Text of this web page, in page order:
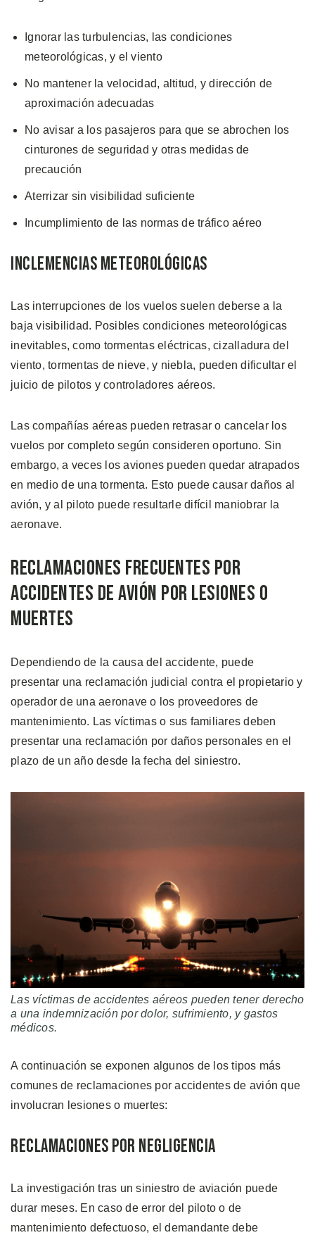
Ignorar las turbulencias, las condiciones
meteorológicas, y el viento
No mantener la velocidad, altitud, y dirección de
aproximación adecuadas
No avisar a los pasajeros para que se abrochen los
cinturones de seguridad y otras medidas de
precaución
Aterrizar sin visibilidad suficiente
Incumplimiento de las normas de tráfico aéreo
Inclemencias Meteorológicas
Las interrupciones de los vuelos suelen deberse a la
baja visibilidad. Posibles condiciones meteorológicas
inevitables, como tormentas eléctricas, cizalladura del
viento, tormentas de nieve, y niebla, pueden dificultar el
juicio de pilotos y controladores aéreos.
Las compañías aéreas pueden retrasar o cancelar los
vuelos por completo según consideren oportuno. Sin
embargo, a veces los aviones pueden quedar atrapados
en medio de una tormenta. Esto puede causar daños al
avión, y al piloto puede resultarle difícil maniobrar la
aeronave.
Reclamaciones Frecuentes por
Accidentes de Avión por Lesiones o
Muertes
Dependiendo de la causa del accidente, puede
presentar una reclamación judicial contra el propietario y
operador de una aeronave o los proveedores de
mantenimiento. Las víctimas o sus familiares deben
presentar una reclamación por daños personales en el
plazo de un año desde la fecha del siniestro.
Las víctimas de accidentes aéreos pueden tener derecho
a una indemnización por dolor, sufrimiento, y gastos
médicos.
A continuación se exponen algunos de los tipos más
comunes de reclamaciones por accidentes de avión que
involucran lesiones o muertes:
Reclamaciones por Negligencia
La investigación tras un siniestro de aviación puede
durar meses. En caso de error del piloto o de
mantenimiento defectuoso, el demandante debe